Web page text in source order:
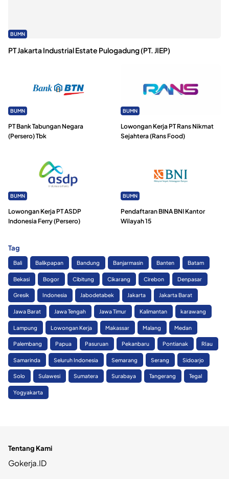
BUMN
PT Jakarta Industrial Estate Pulogadung (PT. JIEP)
BUMN
PT Bank Tabungan Negara
(Persero) Tbk
BUMN
Lowongan Kerja PT Rans Nikmat
Sejahtera (Rans Food)
BUMN
Lowongan Kerja PT ASDP
Indonesia Ferry (Persero)
BUMN
Pendaftaran BINA BNI Kantor
Wilayah 15
Tag
Bali Balikpapan Bandung Banjarmasin Banten Batam
Bekasi Bogor Cibitung Cikarang Cirebon Denpasar
Gresik Indonesia Jabodetabek Jakarta Jakarta Barat
Jawa Barat Jawa Tengah Jawa Timur Kalimantan karawang
Lampung Lowongan Kerja Makassar Malang Medan
Palembang Papua Pasuruan Pekanbaru Pontianak RIau
Samarinda Seluruh Indonesia Semarang Serang Sidoarjo
Solo Sulawesi Sumatera Surabaya Tangerang Tegal
Yogyakarta
Tentang Kami
Gokerja.ID